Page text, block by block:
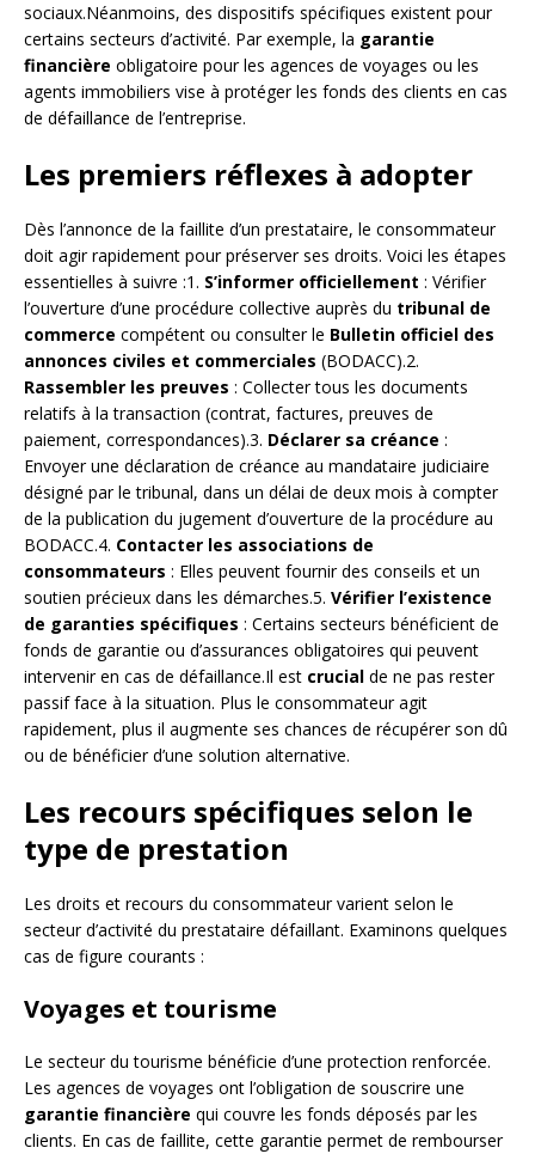
sociaux.Néanmoins, des dispositifs spécifiques existent pour
certains secteurs d’activité. Par exemple, la garantie
financière obligatoire pour les agences de voyages ou les
agents immobiliers vise à protéger les fonds des clients en cas
de défaillance de l’entreprise.
Les premiers réflexes à adopter
Dès l’annonce de la faillite d’un prestataire, le consommateur
doit agir rapidement pour préserver ses droits. Voici les étapes
essentielles à suivre :1. S’informer officiellement : Vérifier
l’ouverture d’une procédure collective auprès du tribunal de
commerce compétent ou consulter le Bulletin officiel des
annonces civiles et commerciales (BODACC).2.
Rassembler les preuves : Collecter tous les documents
relatifs à la transaction (contrat, factures, preuves de
paiement, correspondances).3. Déclarer sa créance :
Envoyer une déclaration de créance au mandataire judiciaire
désigné par le tribunal, dans un délai de deux mois à compter
de la publication du jugement d’ouverture de la procédure au
BODACC.4. Contacter les associations de
consommateurs : Elles peuvent fournir des conseils et un
soutien précieux dans les démarches.5. Vérifier l’existence
de garanties spécifiques : Certains secteurs bénéficient de
fonds de garantie ou d’assurances obligatoires qui peuvent
intervenir en cas de défaillance.Il est crucial de ne pas rester
passif face à la situation. Plus le consommateur agit
rapidement, plus il augmente ses chances de récupérer son dû
ou de bénéficier d’une solution alternative.
Les recours spécifiques selon le
type de prestation
Les droits et recours du consommateur varient selon le
secteur d’activité du prestataire défaillant. Examinons quelques
cas de figure courants :
Voyages et tourisme
Le secteur du tourisme bénéficie d’une protection renforcée.
Les agences de voyages ont l’obligation de souscrire une
garantie financière qui couvre les fonds déposés par les
clients. En cas de faillite, cette garantie permet de rembourser